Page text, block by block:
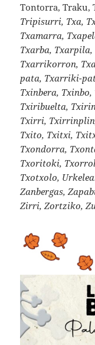
Tontorra, Traku,
Tripisurri, Txa,
Txamarra,
Txarba,
Txarrikorron,
pata, Txarriki-
Txinbera,
Txiribuelta,
Txirri,
Txito, Txitxi,
Txondorra,
Txoritoki,
Txotxolo,
Zanbergas,
Zirri, Zortziko,